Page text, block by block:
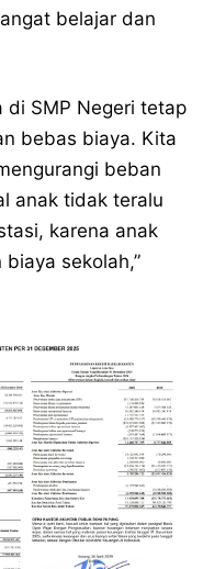
belajar dan
di SMP Negeri tetap
bebas biaya. Kita
beban
anak tidak teralu
karena anak
sekolah,”